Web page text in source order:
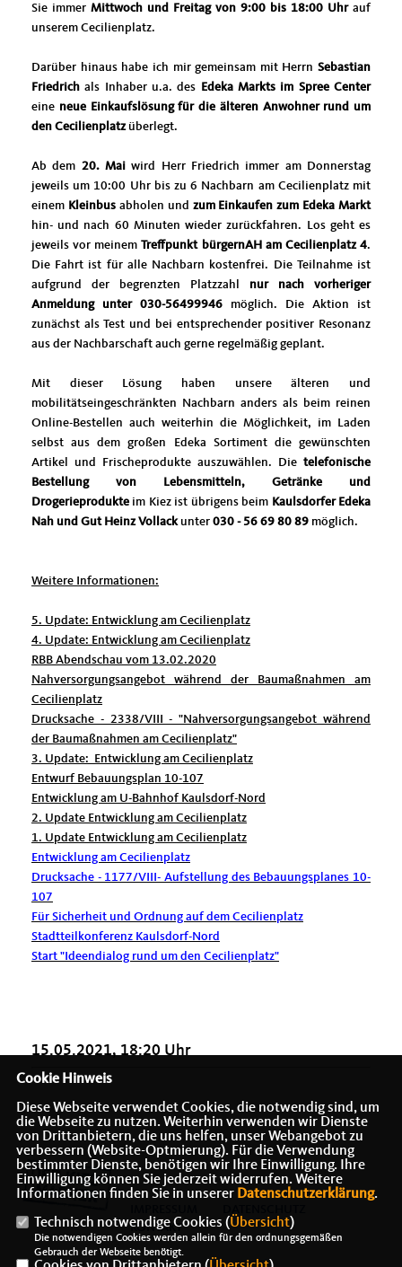
Sie immer Mittwoch und Freitag von 9:00 bis 18:00 Uhrauf
unserem Cecilienplatz.
Darüber hinaus habe ich mir gemeinsam mit Herrn Sebastian
Friedrich als Inhaber u.a. des Edeka Markts im Spree Center
eine neue Einkaufslösung für die älteren Anwohner rund um
den Cecilienplatz überlegt.
Ab dem 20. Mai wird Herr Friedrich immer am Donnerstag
jeweils um 10:00 Uhr bis zu 6 Nachbarn am Cecilienplatz mit
einem Kleinbusabholen und zum Einkaufen zum Edeka Markt
hin- und nach 60 Minuten wieder zurückfahren. Los geht es
jeweils vor meinemTreffpunkt bürgernAH am Cecilienplatz 4.
Die Fahrt ist für alle Nachbarn kostenfrei. Die Teilnahme ist
aufgrund der begrenzten Platzzahl nur nach vorheriger
Anmeldung unter 030-56499946 möglich. Die Aktion ist
zunächst als Test und bei entsprechender positiver Resonanz
aus der Nachbarschaft auch gerne regelmäßig geplant.
Mit dieser Lösung haben unsere älteren und
mobilitätseingeschränkten Nachbarn anders als beim reinen
Online-Bestellen auch weiterhin die Möglichkeit, im Laden
selbst aus dem großen Edeka Sortiment die gewünschten
Artikel und Frischeprodukte auszuwählen. Die telefonische
Bestellung von Lebensmitteln, Getränke und
Drogerieprodukte im Kiez ist übrigens beim Kaulsdorfer Edeka
Nah und Gut Heinz Vollackunter 030 - 56 69 80 89 möglich.
Weitere Informationen:
5. Update: Entwicklung am Cecilienplatz
4. Update: Entwicklung am Cecilienplatz
RBB Abendschau vom 13.02.2020
Nahversorgungsangebot während der Baumaßnahmen am
Cecilienplatz
Drucksache - 2338/VIII - "Nahversorgungsangebot während
der Baumaßnahmen am Cecilienplatz"
3. Update: Entwicklung am Cecilienplatz
Entwurf Bebauungsplan 10-107
Entwicklung am U-Bahnhof Kaulsdorf-Nord
2. Update Entwicklung am Cecilienplatz
1. Update Entwicklung am Cecilienplatz
Entwicklung am Cecilienplatz
Drucksache - 1177/VIII- Aufstellung des Bebauungsplanes 10-
107
Für Sicherheit und Ordnung auf dem Cecilienplatz
Stadtteilkonferenz Kaulsdorf-Nord
Start "Ideendialog rund um den Cecilienplatz"
15.05.2021, 18:20 Uhr
KONTAKT
Cookie Hinweis
Diese Webseite verwendet Cookies, die notwendig sind, um
die Webseite zu nutzen. Weiterhin verwenden wir Dienste
von Drittanbietern, die uns helfen, unser Webangebot zu
verbessern (Website-Optmierung). Für die Verwendung
bestimmter Dienste, benötigen wir Ihre Einwilligung. Ihre
Einwilligung können Sie jederzeit widerrufen. Weitere
Informationen finden Sie in unserer Datenschutzerklärung.
Technisch notwendige Cookies (Übersicht)
Die notwendigen Cookies werden allein für den ordnungsgemäßen
Gebrauch der Webseite benötigt.